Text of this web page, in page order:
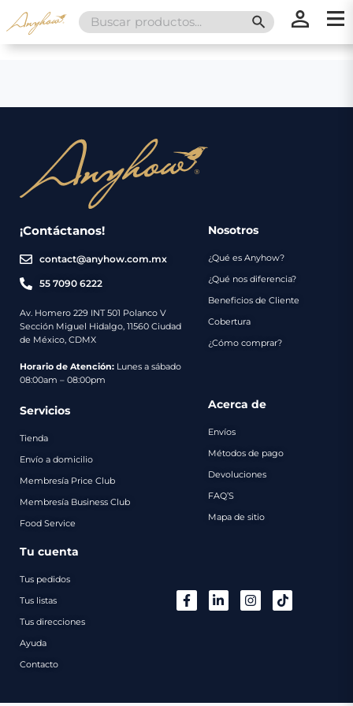
Search
for:
SEARCH
¡Contáctanos!
contact@anyhow.com.mx
55 7090 6222
Av. Homero 229 INT 501 Polanco V
Sección Miguel Hidalgo, 11560 Ciudad
de México, CDMX
Horario de Atención: Lunes a sábado
08:00am – 08:00pm
Nosotros
¿Qué es Anyhow?
¿Qué nos diferencia?
Beneficios de Cliente
Cobertura
¿Cómo comprar?
Servicios
Tienda
Envío a domicilio
Membresía Price Club
Membresía Business Club
Food Service
Acerca de
Envíos
Métodos de pago
Devoluciones
FAQ’S
Mapa de sitio
Tu cuenta
Tus pedidos
Tus listas
Tus direcciones
Ayuda
Contacto
Nosotros
Servicios
Envíos
Métodos
de
Catálogo
Regalos
Contacto